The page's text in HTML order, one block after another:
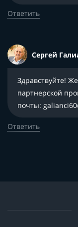
Ответить
Сергей
Здравствуйте!
партнерской
почты:
Ответить